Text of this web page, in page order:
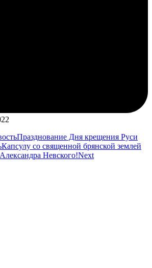
Празднование Дня крещения Руси
Капсулу со священной брянской землей
Невского!Next